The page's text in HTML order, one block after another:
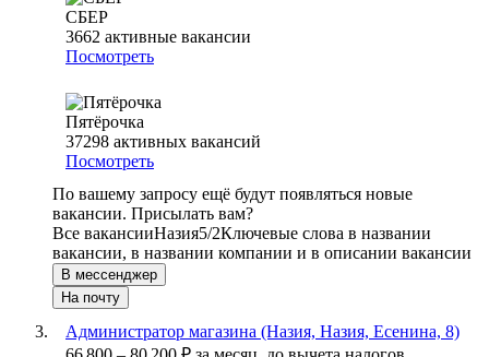
СБЕР
3662 активные вакансии
Посмотреть
Пятёрочка
37298 активных вакансий
Посмотреть
По вашему запросу ещё будут появляться новые
вакансии. Присылать вам?
Все вакансииНазия5/2Ключевые слова в названии
вакансии, в названии компании и в описании вакансии
В мессенджер
На почту
Администратор магазина (Назия, Назия, Есенина, 8)